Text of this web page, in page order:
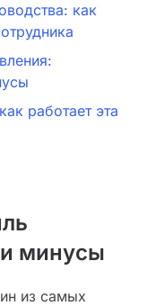
как
работает эта
минусы
из самых